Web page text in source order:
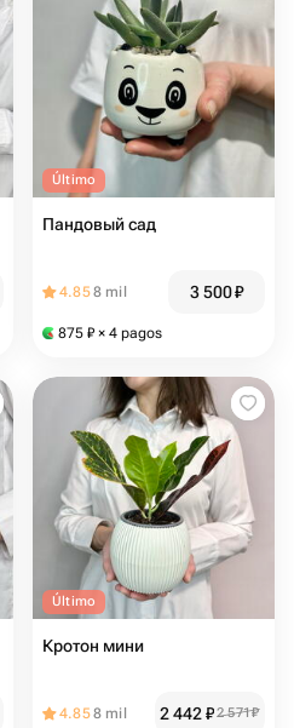
Último
Пандовый сад
4.858 mil 3 500₽
875 ₽ × 4 pagos
Último
Кротон мини
4.858 mil 2 442₽2 571₽